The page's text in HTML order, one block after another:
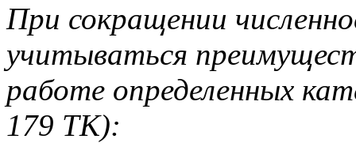
При сокращении
учитываться
работе определенных
179 ТК):